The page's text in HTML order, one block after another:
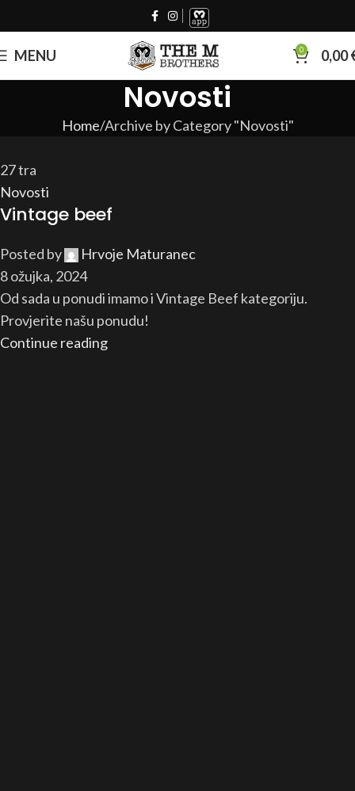
MENU 0 0,00
Novosti
Home Archive by Category "Novosti"
27tra
Novosti
Vintage beef
Posted by
Hrvoje Maturanec
8 ožujka, 2024
Od sada u ponudi imamo i Vintage Beef kategoriju.
Provjerite našu ponudu!
Continue reading